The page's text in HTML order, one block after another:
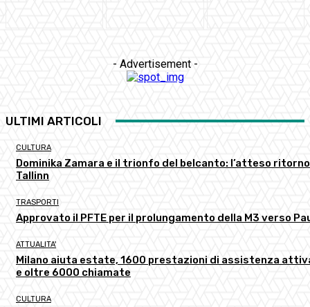
- Advertisement -
ULTIMI ARTICOLI
CULTURA
Dominika Zamara e il trionfo del belcanto: l’atteso
Tallinn
TRASPORTI
Approvato il PFTE per il prolungamento della M3 verso
ATTUALITA'
Milano aiuta estate, 1600 prestazioni di assistenza
e oltre 6000 chiamate
CULTURA